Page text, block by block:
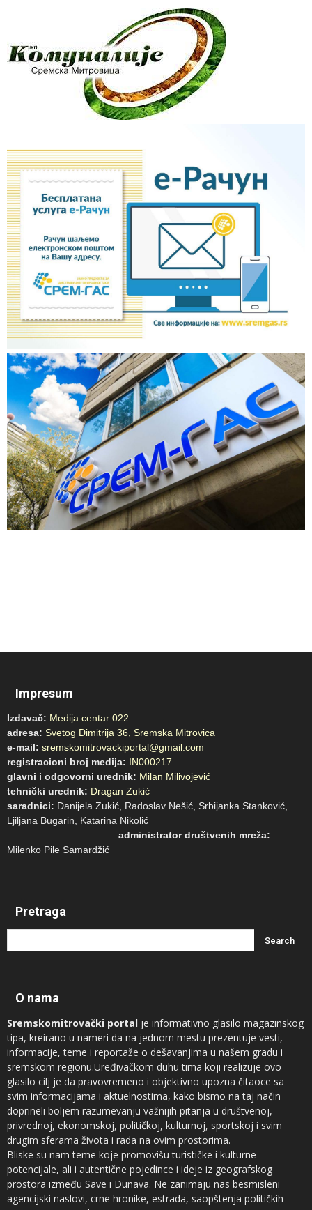
Impresum
Izdavač: Medija centar 022
adresa: Svetog Dimitrija 36, Sremska Mitrovica
e-mail: sremskomitrovackiportal@gmail.com
registracioni broj medija: IN000217
glavni i odgovorni urednik: Milan Milivojević
tehnički urednik: Dragan Zukić
saradnici: Danijela Zukić, Radoslav Nešić, Srbijanka Stanković,
Ljiljana Bugarin, Katarina Nikolić
administrator društvenih mreža:
Milenko Pile Samardžić
Pretraga
O nama
Sremskomitrovački portal je informativno glasilo magazinskog
tipa, kreirano u nameri da na jednom mestu prezentuje vesti,
informacije, teme i reportaže o dešavanjima u našem gradu i
sremskom regionu.Uređivačkom duhu tima koji realizuje ovo
glasilo cilj je da pravovremeno i objektivno upozna čitaoce sa
svim informacijama i aktuelnostima, kako bismo na taj način
doprineli boljem razumevanju važnijih pitanja u društvenoj,
privrednoj, ekonomskoj, političkoj, kulturnoj, sportskoj i svim
drugim sferama života i rada na ovim prostorima.
Bliske su nam teme koje promovišu turističke i kulturne
potencijale, ali i autentične pojedince i ideje iz geografskog
prostora između Save i Dunava. Ne zanimaju nas besmisleni
agencijski naslovi, crne hronike, estrada, saopštenja političkih